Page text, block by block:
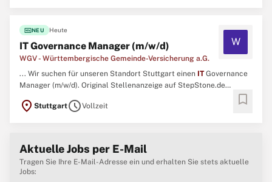
fiber_newNEU Heute
IT Governance Manager (m/w/d)
WGV - Württembergische Gemeinde-Versicherung a.G.
W
... Wir suchen für unseren Standort Stuttgart einen ITGovernance
Manager (m/w/d). Original Stellenanzeige auf StepStone.de
location_on StuttgartscheduleVollzeit bookmark
Aktuelle Jobs per E-Mail
Tragen Sie Ihre E-Mail-Adresse ein und erhalten Sie stets aktuelle
Jobs: